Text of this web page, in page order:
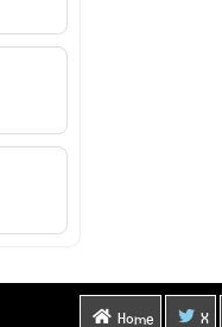
Home X